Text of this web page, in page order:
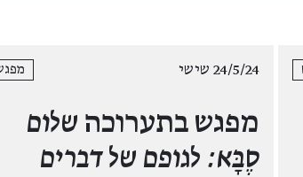
24/5/24 שישי
מפגש בתערוכה שלום
סֶבָּא: לגופם של דברים